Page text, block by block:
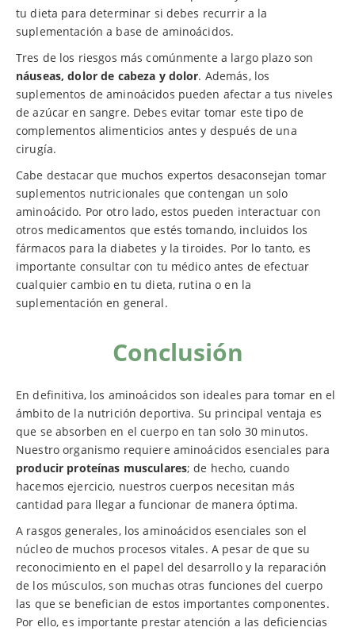
tu dieta para determinar si debes recurrir a la
suplementación a base de aminoácidos.
Tres de los riesgos más comúnmente a largo plazo son
náuseas, dolor de cabeza y dolor. Además, los
suplementos de aminoácidos pueden afectar a tus niveles
de azúcar en sangre. Debes evitar tomar este tipo de
complementos alimenticios antes y después de una
cirugía.
Cabe destacar que muchos expertos desaconsejan tomar
suplementos nutricionales que contengan un solo
aminoácido. Por otro lado, estos pueden interactuar con
otros medicamentos que estés tomando, incluidos los
fármacos para la diabetes y la tiroides. Por lo tanto, es
importante consultar con tu médico antes de efectuar
cualquier cambio en tu dieta, rutina o en la
suplementación en general.
Conclusión
En definitiva, los aminoácidos son ideales para tomar en el
ámbito de la nutrición deportiva. Su principal ventaja es
que se absorben en el cuerpo en tan solo 30 minutos.
Nuestro organismo requiere aminoácidos esenciales para
producir proteínas musculares; de hecho, cuando
hacemos ejercicio, nuestros cuerpos necesitan más
cantidad para llegar a funcionar de manera óptima.
A rasgos generales, los aminoácidos esenciales son el
núcleo de muchos procesos vitales. A pesar de que su
reconocimiento en el papel del desarrollo y la reparación
de los músculos, son muchas otras funciones del cuerpo
las que se benefician de estos importantes componentes.
Por ello, es importante prestar atención a las deficiencias